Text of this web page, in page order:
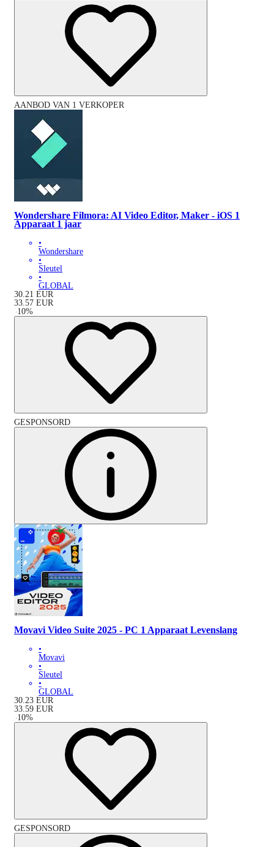
AANBOD VAN 1 VERKOPER
Wondershare Filmora: AI Video Editor, Maker - iOS 1
Apparaat 1 jaar
•
Wondershare
•
Sleutel
•
GLOBAL
30.21 EUR
33.57 EUR
-10%
GESPONSORD
Movavi Video Suite 2025 - PC 1 Apparaat Levenslang
•
Movavi
•
Sleutel
•
GLOBAL
30.23 EUR
33.59 EUR
-10%
GESPONSORD